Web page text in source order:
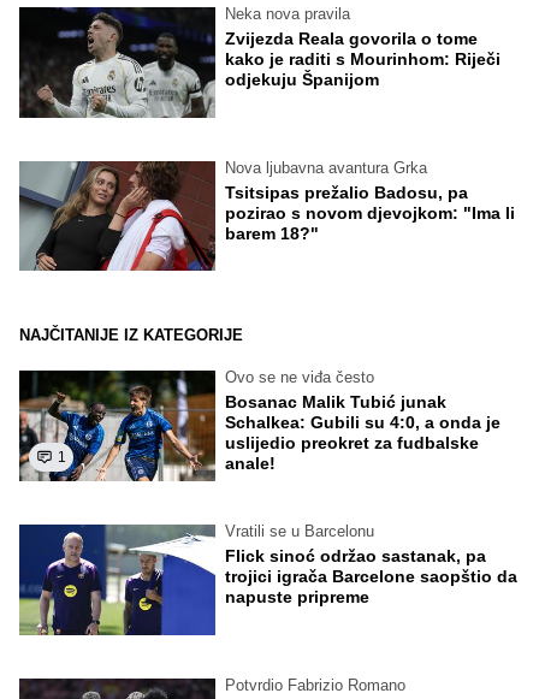
Neka nova pravila
Zvijezda Reala govorila o tome
kako je raditi s Mourinhom: Riječi
odjekuju Španijom
Nova ljubavna avantura Grka
Tsitsipas prežalio Badosu, pa
pozirao s novom djevojkom: "Ima li
barem 18?"
NAJČITANIJE IZ KATEGORIJE
1
Ovo se ne viđa često
Bosanac Malik Tubić junak
Schalkea: Gubili su 4:0, a onda je
uslijedio preokret za fudbalske
anale!
Vratili se u Barcelonu
Flick sinoć održao sastanak, pa
trojici igrača Barcelone saopštio da
napuste pripreme
Potvrdio Fabrizio Romano